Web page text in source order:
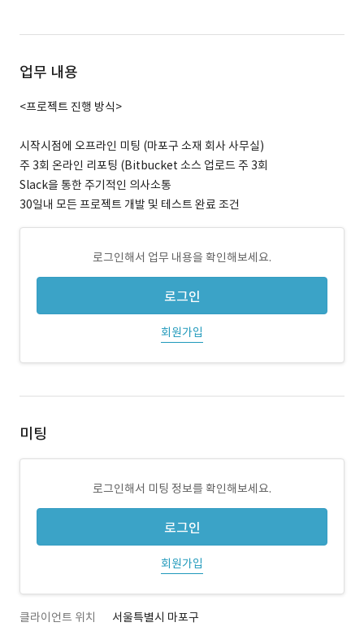
업무 내용
<프로젝트 진행 방식>
시작시점에 오프라인 미팅 (마포구 소재 회사 사무실)
주 3회 온라인 리포팅 (Bitbucket 소스 업로드 주 3회
Slack을 통한 주기적인 의사소통
30일내 모든 프로젝트 개발 및 테스트 완료 조건
로그인해서 업무 내용을 확인해보세요.
로그인
회원가입
미팅
로그인해서 미팅 정보를 확인해보세요.
로그인
회원가입
클라이언트 위치 서울특별시 마포구